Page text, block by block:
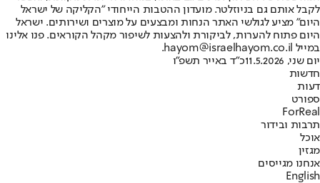
לקבל אותם גם בניוזלטר. מועדון ההטבות הייחודי "הקליקה של ישראל
היום" מציע לגולשי האתר הנחות ומבצעים על מוצרים ושירותים. ישראל
היום פתוח להערות, לביקורת ולהצעות לשיפור מקהל הקוראים. פנו אלינו
במייל hayom@israelhayom.co.il.
יום שני, 11.5.2026
כ"ד באייר תשפ"ו
חדשות
דעות
ספורט
ForReal
תרבות ובידור
אוכל
מגזין
אנחנו מגייסים
English